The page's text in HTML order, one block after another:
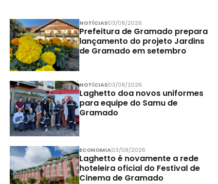
NOTÍCIAS03/08/2026
Prefeitura de Gramado prepara
lançamento do projeto Jardins
de Gramado em setembro
NOTÍCIAS03/08/2026
Laghetto doa novos uniformes
para equipe do Samu de
Gramado
ECONOMIA03/08/2026
Laghetto é novamente a rede
hoteleira oficial do Festival de
Cinema de Gramado